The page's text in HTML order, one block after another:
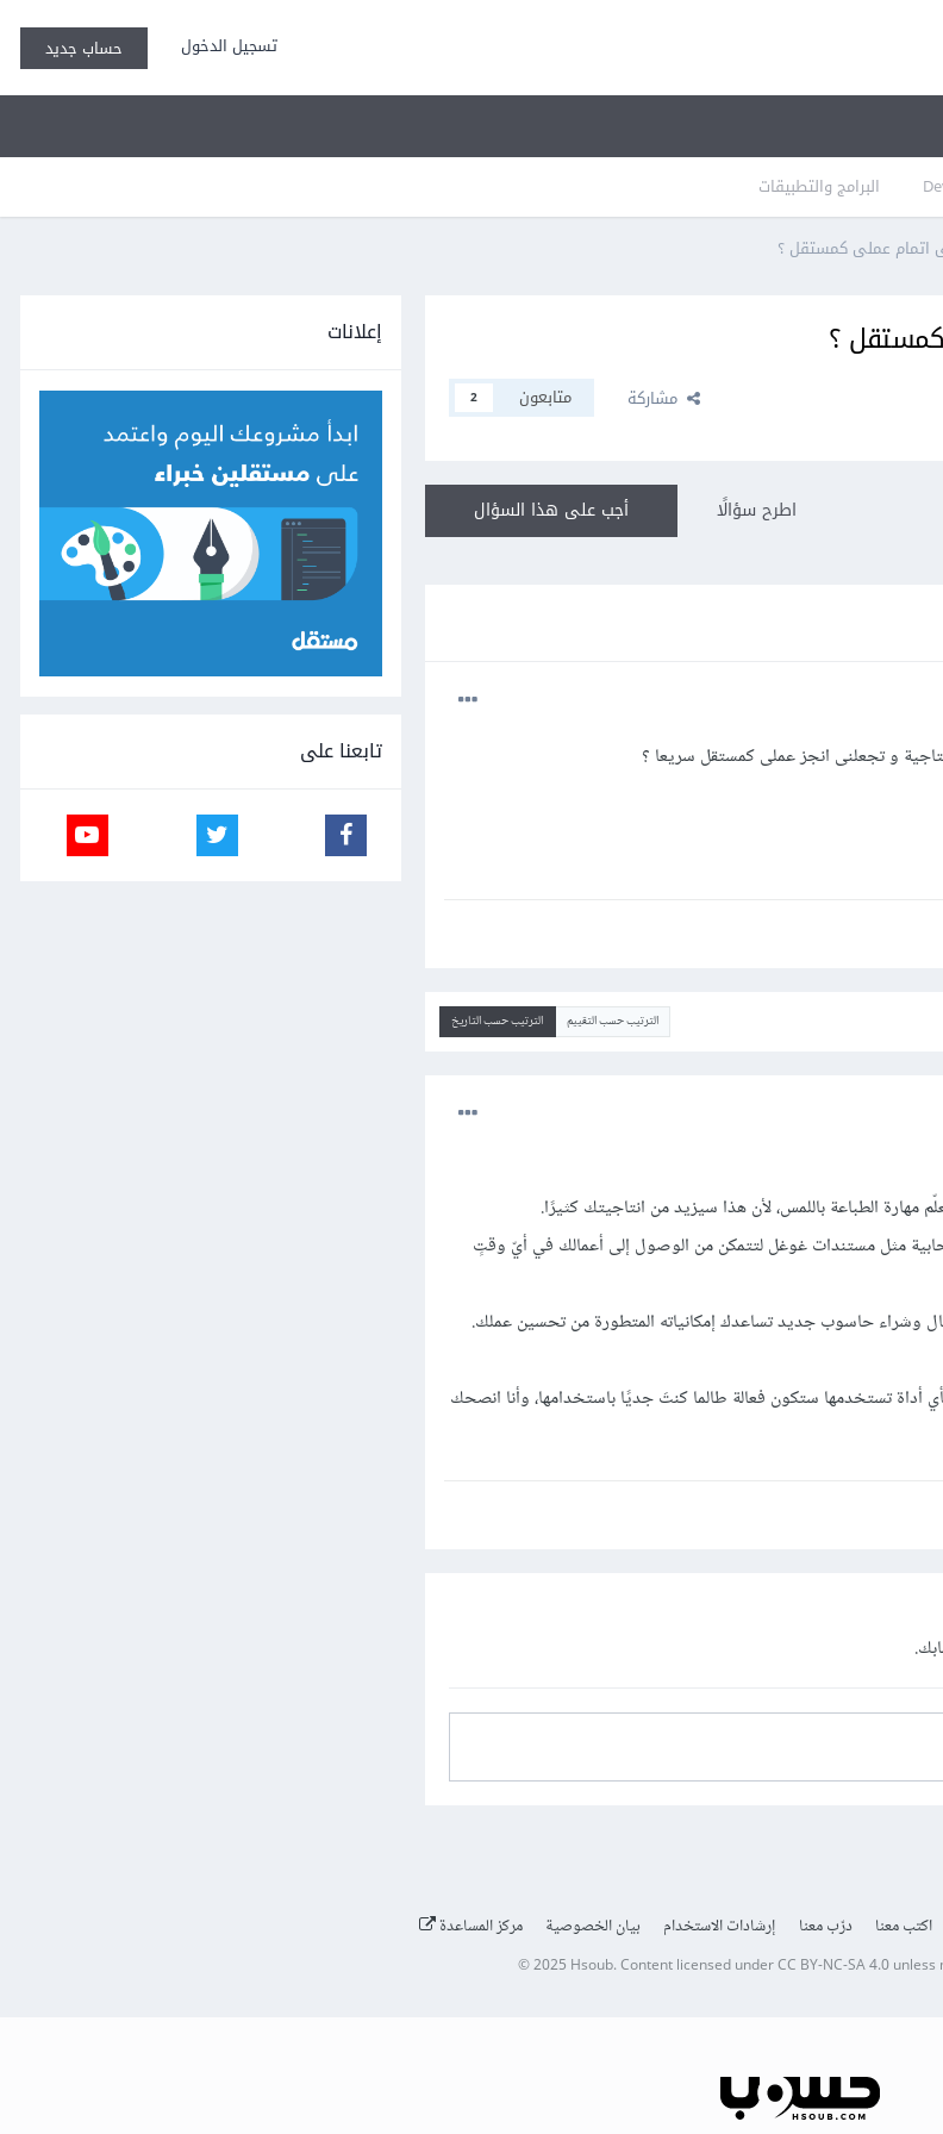
تسجيل الدخول حساب جديد
البرامج والتطبيقات
اتمام عملى كمستقل ؟
؟
مشاركة متابعون 2
أجب على هذا السؤال اطرح سؤالًا
و تجعلنى انجز عملى كمستقل سريعا ؟
الترتيب حسب التقييم الترتيب حسب التاريخ
مهارة الطباعة باللمس، لأن هذا سيزيد من انتاجيتك كثيرًا.
مثل مستندات غوغل لتتمكن من الوصول إلى أعمالك في أيّ وقتٍ
وشراء حاسوب جديد تساعدك إمكانياته المتطورة من تحسين عملك.
أداة تستخدمها ستكون فعالة طالما كنتَ جديًا باستخدامها، وأنا انصحك
إعلانات
تابعنا على
اكتب معنا درّب معنا إرشادات الاستخدام بيان الخصوصية مركز المساعدة
© 2025 Hsoub.Content licensed underCC BY-NC-SA 4.0unless